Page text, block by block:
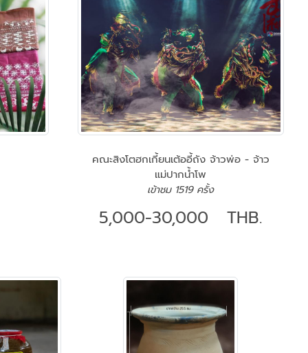
คณะสิงโตฮกเกี้ยนเต้ออี้ถัง จ้าวพ่อ - จ้าว
แม่ปากน้ำโพ
เข้าชม 1519 ครั้ง
5,000-30,000 THB.